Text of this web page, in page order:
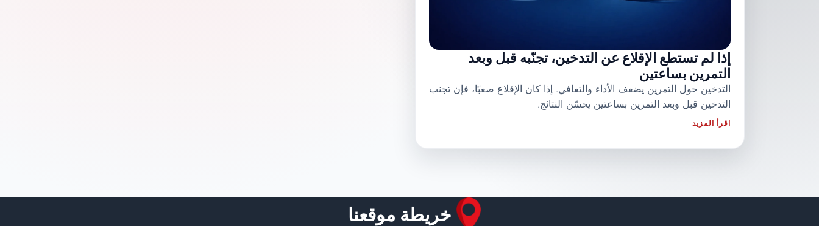
إذا لم تستطع الإقلاع عن التدخين، تجنّبه قبل وبعد
التمرين بساعتين
التدخين حول التمرين يضعف الأداء والتعافي. إذا كان الإقلاع صعبًا، فإن تجنب
التدخين قبل وبعد التمرين بساعتين يحسّن النتائج.
اقرأ المزيد
خريطة موقعنا